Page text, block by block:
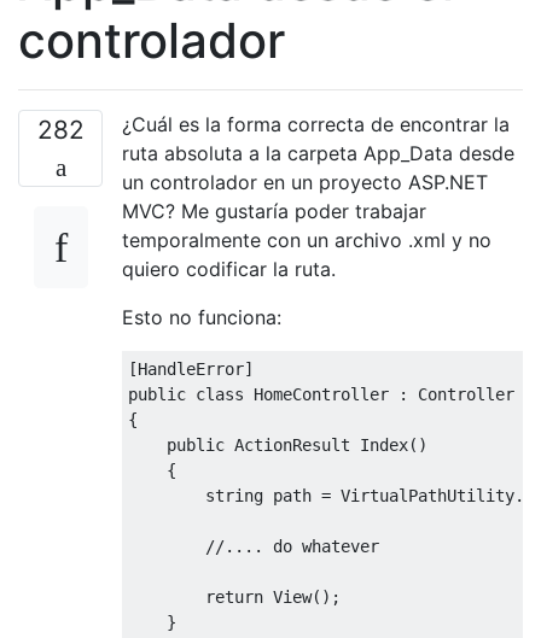
controlador
282
¿Cuál es la forma correcta de encontrar la
ruta absoluta a la carpeta App_Data desde
un controlador en un proyecto ASP.NET
MVC? Me gustaría poder trabajar
temporalmente con un archivo .xml y no
quiero codificar la ruta.
Esto no funciona:
[HandleError]
public class HomeController :
Controller
{
public ActionResult Index()
{
string path = VirtualPathUtility.
//.... do whatever
return View();
}